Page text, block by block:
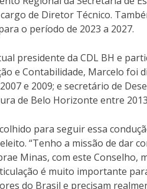
de Diretor Técnico.
o período de 2023 a 2027.
presidente da CDL BH e
e Contabilidade, Marcelo foi
e 2009; e secretário de
de Belo Horizonte entre
para seguir essa
“Tenho a missão de dar
Minas, com este Conselho,
é muito importante
do Brasil e precisam